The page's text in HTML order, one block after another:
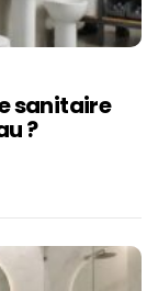
sanitaire
?